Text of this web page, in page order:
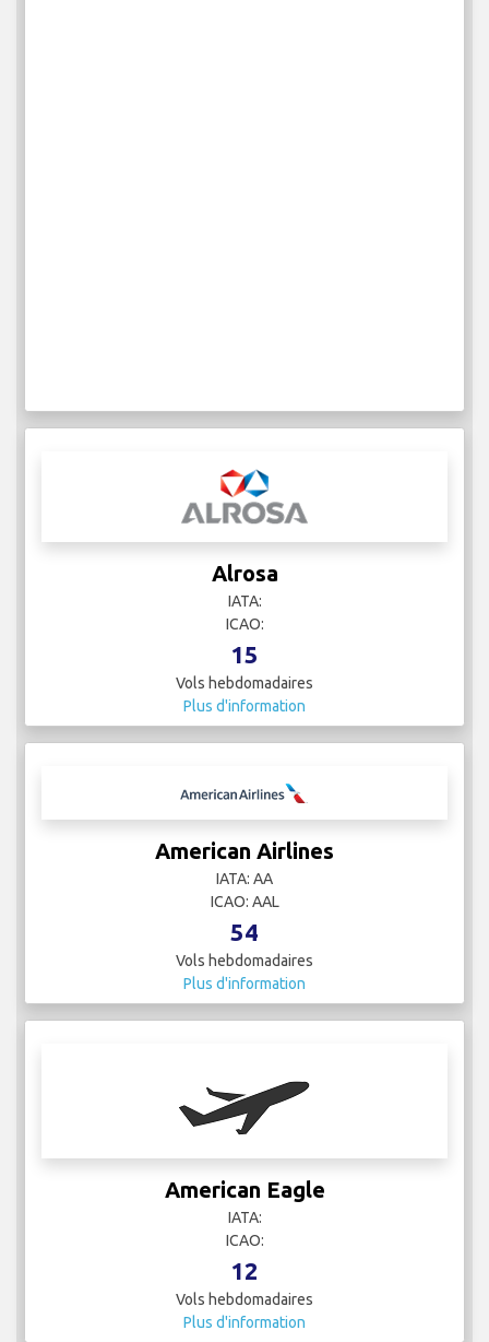
Alrosa
IATA:
ICAO:
15
Vols hebdomadaires
Plus d'information
American Airlines
IATA: AA
ICAO: AAL
54
Vols hebdomadaires
Plus d'information
American Eagle
IATA:
ICAO:
12
Vols hebdomadaires
Plus d'information